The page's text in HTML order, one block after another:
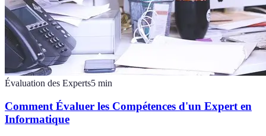
Évaluation des Experts5 min
Comment Évaluer les Compétences d'un Expert en
Informatique